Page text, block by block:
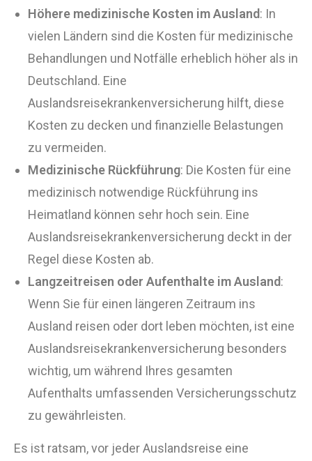
Höhere medizinische Kosten im Ausland: In
vielen Ländern sind die Kosten für medizinische
Behandlungen und Notfälle erheblich höher als in
Deutschland. Eine
Auslandsreisekrankenversicherung hilft, diese
Kosten zu decken und finanzielle Belastungen
zu vermeiden.
Medizinische Rückführung: Die Kosten für eine
medizinisch notwendige Rückführung ins
Heimatland können sehr hoch sein. Eine
Auslandsreisekrankenversicherung deckt in der
Regel diese Kosten ab.
Langzeitreisen oder Aufenthalte im Ausland:
Wenn Sie für einen längeren Zeitraum ins
Ausland reisen oder dort leben möchten, ist eine
Auslandsreisekrankenversicherung besonders
wichtig, um während Ihres gesamten
Aufenthalts umfassenden Versicherungsschutz
zu gewährleisten.
Es ist ratsam, vor jeder Auslandsreise eine